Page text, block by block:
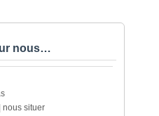
nous…
nous situer